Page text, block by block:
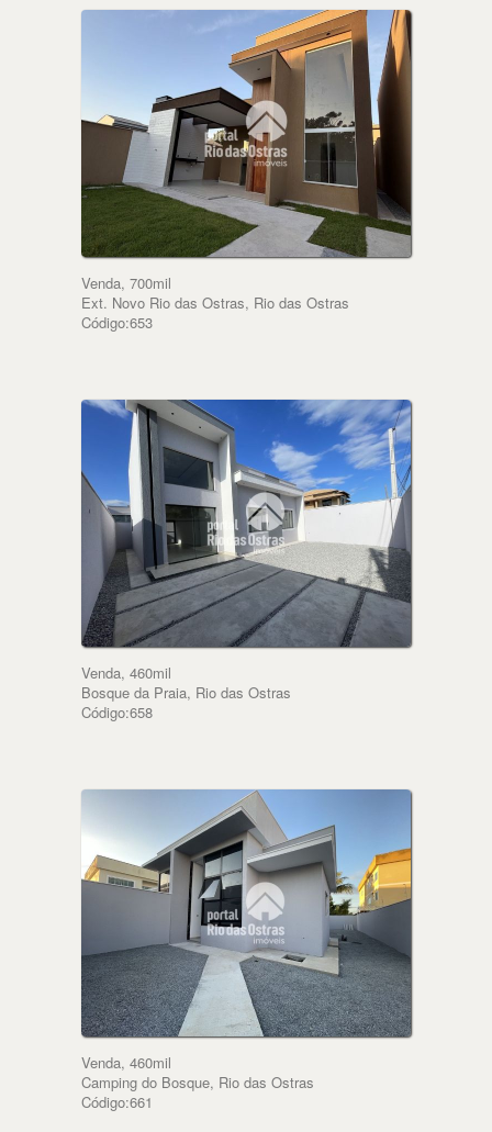
Venda, 700mil
Ext. Novo Rio das Ostras, Rio das Ostras
Código:653
Venda, 460mil
Bosque da Praia, Rio das Ostras
Código:658
Venda, 460mil
Camping do Bosque, Rio das Ostras
Código:661